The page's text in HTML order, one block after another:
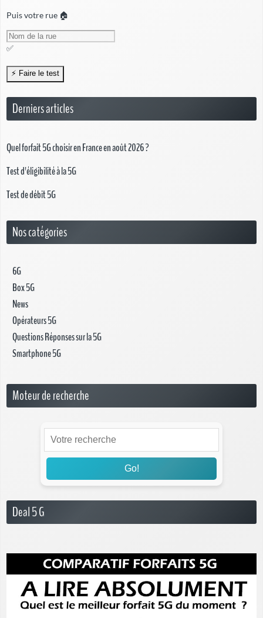
Puis votre rue 🏠
✅
Derniers articles
Quel forfait 5G choisir en France en août 2026 ?
Test d'éligibilité à la 5G
Test de débit 5G
Nos catégories
6G
Box 5G
News
Opérateurs 5G
Questions Réponses sur la 5G
Smartphone 5G
Moteur de recherche
Go!
Deal 5 G